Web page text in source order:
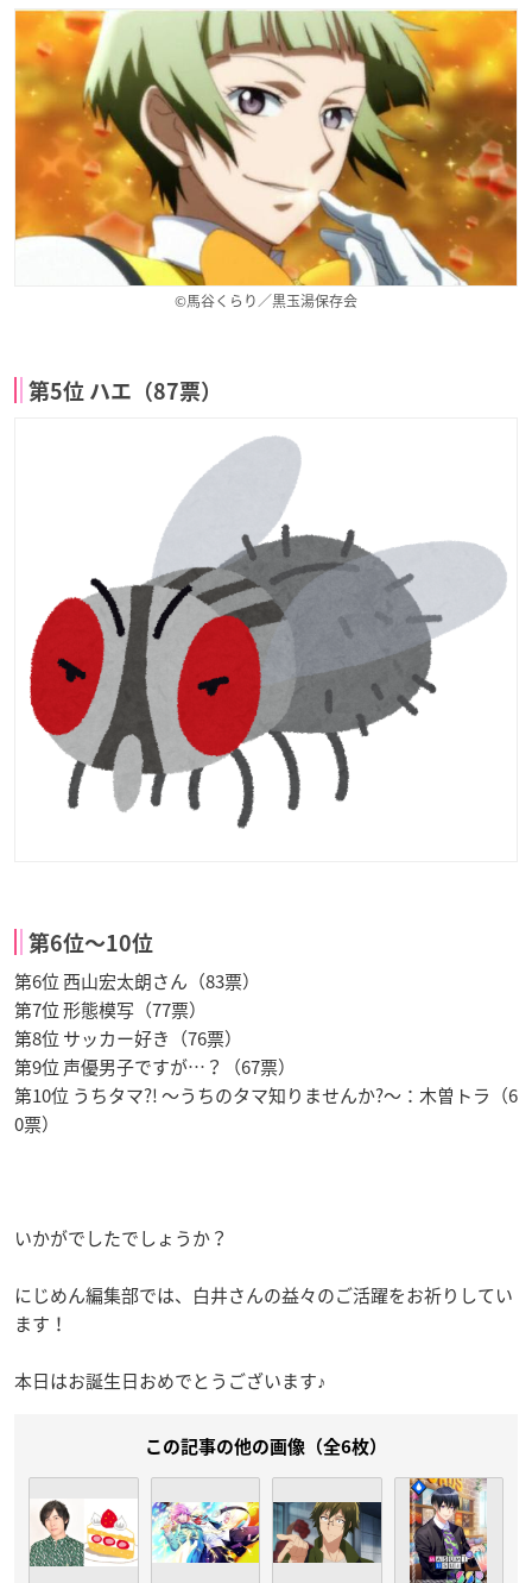
©馬谷くらり／黒玉湯保存会
第5位 ハエ（87票）
第6位〜10位
第6位 西山宏太朗さん（83票）
第7位 形態模写（77票）
第8位 サッカー好き（76票）
第9位 声優男子ですが…？（67票）
第10位 うちタマ?! 〜うちのタマ知りませんか?〜：木曽トラ（6
0票）
いかがでしたでしょうか？
にじめん編集部では、白井さんの益々のご活躍をお祈りしてい
ます！
本日はお誕生日おめでとうございます♪
この記事の他の画像（全6枚）